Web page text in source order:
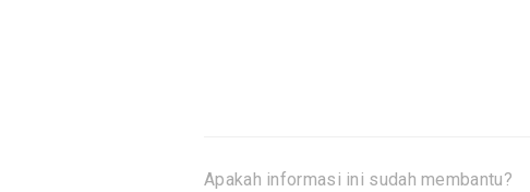
Apakah informasi ini sudah membantu?